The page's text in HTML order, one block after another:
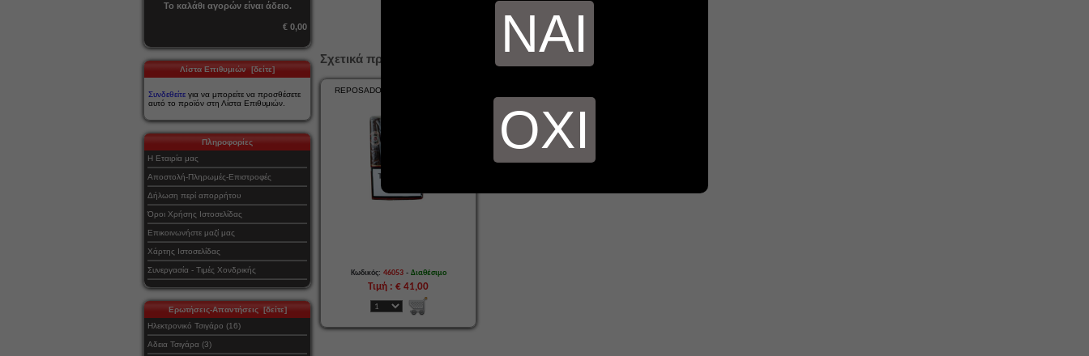
Το καλάθι αγορών είναι άδειο.
€ 0,00
Λίστα Επιθυμιών [δείτε]
Συνδεθείτε για να μπορείτε να προσθέσετε
αυτό το προϊόν στη Λίστα Επιθυμιών.
Πληροφορίες
Η Εταιρία μας
Αποστολή-Πληρωμές-Επιστροφές
Δήλωση περί απορρήτου
Όροι Χρήσης Ιστοσελίδας
Επικοινωνήστε μαζί μας
Χάρτης Ιστοσελίδας
Συνεργασία - Τιμές Χονδρικής
Ερωτήσεις-Απαντήσεις [δείτε]
Ηλεκτρονικό Τσιγάρο (16)
Αδεια Τσιγάρα (3)
Σχετικά προϊόντα...
REPOSADO MADURO TORO - 10
Κωδικός: 46053- Διαθέσιμο
Τιμή : € 41,00
ΝΑΙ
ΟΧΙ